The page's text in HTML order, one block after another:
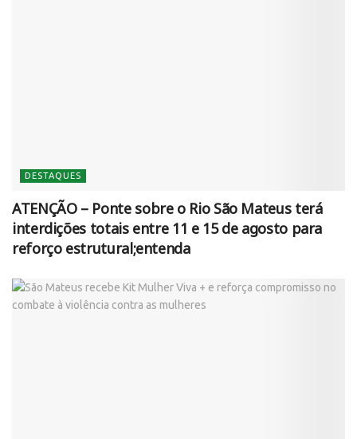
DESTAQUES
ATENÇÃO – Ponte sobre o Rio São Mateus terá
interdições totais entre 11 e 15 de agosto para
reforço estrutural;entenda